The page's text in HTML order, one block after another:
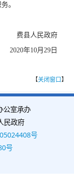
。
费县人民政府
2020年10月29日
【关闭窗口】
公室承办
民政府
号
号